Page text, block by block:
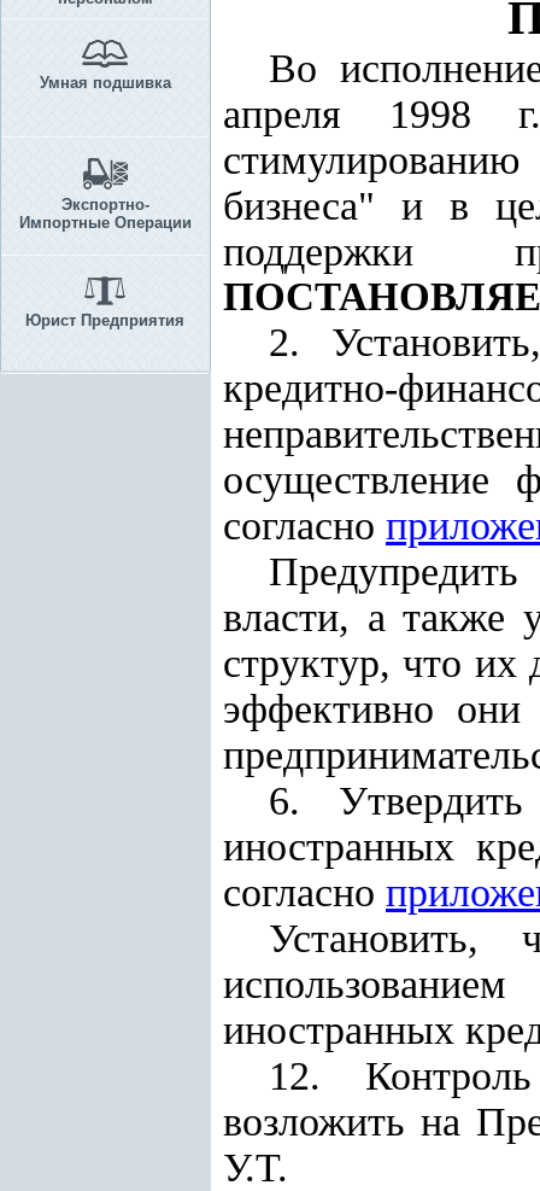
Умная подшивка
Экспортно-
Импортные Операции
Юрист Предприятия
Во
апреля 1998
стимулированию
бизнеса" и в
поддержки
2.
кредитно-
осуществление
согласно
Предупредить
власти, а также
структур, что их
эффективно они
6.
иностранных
согласно
иностранных
12.
возложить на
У.Т.